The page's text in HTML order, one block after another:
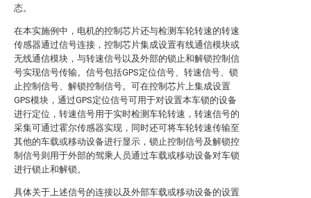
态。
在本实施例中，电机的控制芯片还与检测车轮转速的转速
传感器通过信号连接，控制芯片集成设置有线通信模块或
无线通信模块，与转速信号以及外部的锁止和解锁控制信
号实现信号传输。信号包括GPS定位信号、转速信号、锁
止控制信号、解锁控制信号。可在控制芯片上集成设置
GPS模块，通过GPS定位信号可用于对设置本车锁的设备
进行定位，转速信号用于实时检测车轮转速，转速信号的
采集可通过霍尔传感器实现，同时还可将车轮转速传输至
其他的车载或移动设备进行显示，锁止控制信号及解锁控
制信号则用于外部的驾乘人员通过车载或移动设备对车锁
进行锁止和解锁。
具体关于上述信号的连接以及外部车载或移动设备的设置